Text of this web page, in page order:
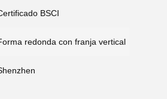
BSCI
redonda con franja vertical